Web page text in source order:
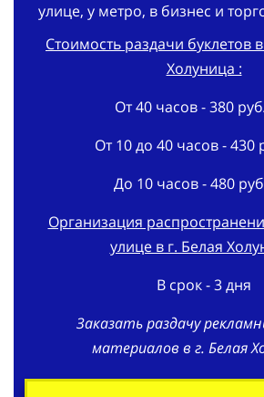
улице, у метро, в бизнес и
Стоимость раздачи буклетов
Холуница :
От 40 часов - 380
От 10 до 40 часов - 430
До 10 часов - 480
Организация
улице в г. Белая
В срок - 3 дня
Заказать раздачу
материалов в г. Белая